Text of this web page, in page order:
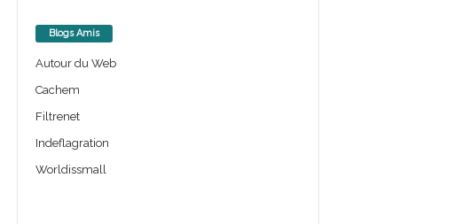
Blogs Amis
Autour du Web
Cachem
Filtrenet
Indeflagration
Worldissmall